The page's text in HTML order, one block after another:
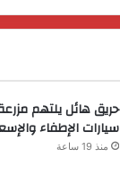
حريق هائل يلتهم
سيارات الإطفاء
منذ 19 ساعة